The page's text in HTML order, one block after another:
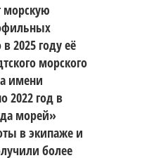
морскую
2025 году её
морского
имени
2022 год в
морей»
в экипаже и
более